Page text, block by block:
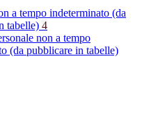
a tempo indeterminato (da
tabelle) 4
non a tempo
(da pubblicare in tabelle)